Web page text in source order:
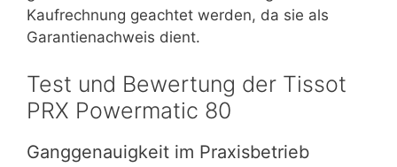
Kaufrechnung geachtet werden, da sie als
Garantienachweis dient.
Test und Bewertung der Tissot
PRX Powermatic 80
Ganggenauigkeit im Praxisbetrieb